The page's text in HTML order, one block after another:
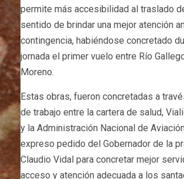
permite más accesibilidad al traslado
sentido de brindar una mejor atención
contingencia, habiéndose concretado
jornada el primer vuelo entre Río
Moreno.
Estas obras, fueron concretadas a
de trabajo entre la cartera de salud,
y la Administración Nacional de
expreso pedido del Gobernador de la
Claudio Vidal para concretar mejor
acceso y atención adecuada a los